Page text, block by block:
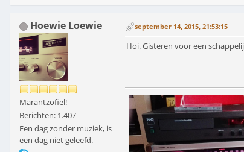
Hoewie Loewie
Marantzofiel!
Berichten: 1.407
Een dag zonder muziek, is
een dag niet geleefd.
september 14, 2015, 21:53:15
Hoi. Gisteren voor een